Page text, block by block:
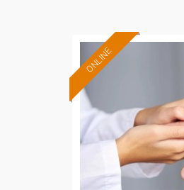
ONLINE
Para
trabajadores y
-Otros